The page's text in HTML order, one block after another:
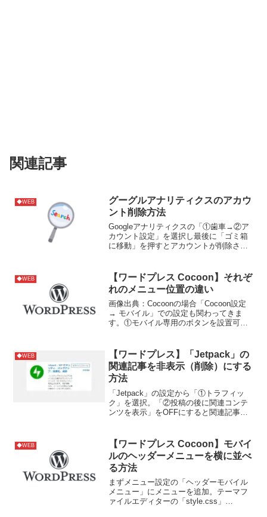
関連記事
◆WEB
グーグルアナリティクスのアカウ
ント削除方法
Googleアナリティクスの「①歯車→②ア
カウント設定」を選択し最後に「ゴミ箱
に移動」を押すとアカウントが削除され
◆WEB
【ワードプレス Cocoon】それぞ
れのメニュー位置の違い
画像出典：Cocoonの場合「Cocoon設定
→ モバイル」での設定も関わってきま
す。①モバイル専用のボタンを設置可
サイドバーを非表示にするか、1番下に表
示するかを設定...
◆WEB
【ワードプレス】「Jetpack」の
関連記事を非表示（削除）にする
方法
「Jetpack」の設定から「①トラフィッ
ク」を選択。「②投稿の後に関連コンテ
ンツを表示」をOFFにすると関連記事を
◆WEB
【ワードプレス Cocoon】モバイ
ルのヘッダーメニューを横に並べ
る方法
まずメニュー設定の「ヘッダーモバイル
メニュー」にメニューを追加。テーマフ
ァイルエディターの「style.css」